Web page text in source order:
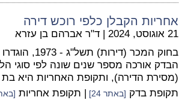
אחריות הקבלן כלפי רוכש דירה
21 אוגוסט, 2024 | ד"ר אברהם בן עזרא
בחוק המכר
הבדק אורכה מספר שנים שונה לפי סוגי
(מסירת הדירה), ותקופת האחריות היא בת 3 שנים מיום סיום תקופת הבדק.
תקופת בדק [באתר 24] | תקופת אחריות [באתר